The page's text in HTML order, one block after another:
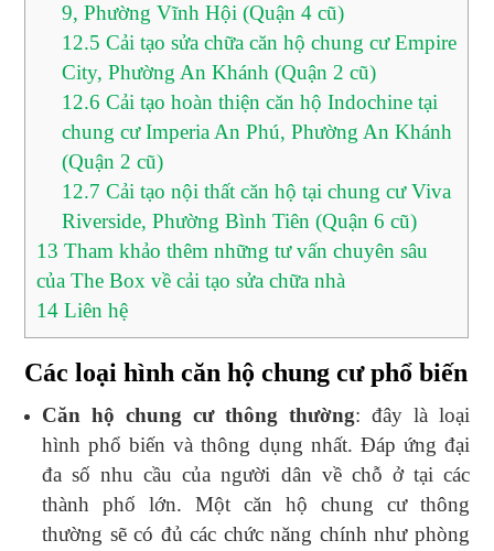
9, Phường Vĩnh Hội (Quận 4 cũ)
12.5 Cải tạo sửa chữa căn hộ chung cư Empire
City, Phường An Khánh (Quận 2 cũ)
12.6 Cải tạo hoàn thiện căn hộ Indochine tại
chung cư Imperia An Phú, Phường An Khánh
(Quận 2 cũ)
12.7 Cải tạo nội thất căn hộ tại chung cư Viva
Riverside, Phường Bình Tiên (Quận 6 cũ)
13 Tham khảo thêm những tư vấn chuyên sâu
của The Box về cải tạo sửa chữa nhà
14 Liên hệ
Các loại hình căn hộ chung cư phổ biến
Căn hộ chung cư thông thường: đây là loại
hình phổ biến và thông dụng nhất. Đáp ứng đại
đa số nhu cầu của người dân về chỗ ở tại các
thành phố lớn. Một căn hộ chung cư thông
thường sẽ có đủ các chức năng chính như phòng